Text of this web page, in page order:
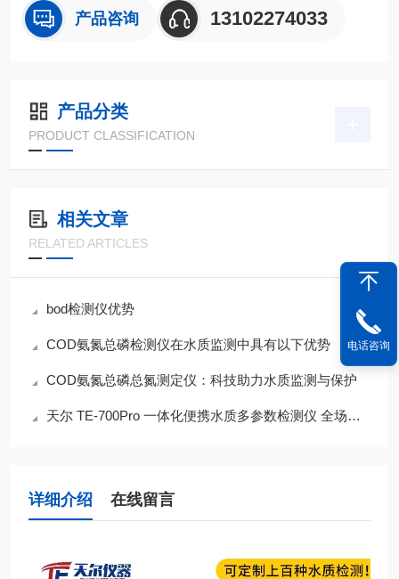
产品咨询 13102274033
产品分类
PRODUCT CLASSIFICATION
相关文章
RELATED ARTICLES
bod检测仪优势
COD氨氮总磷检测仪在水质监测中具有以下优势
COD氨氮总磷总氮测定仪：科技助力水质监测与保护
天尔 TE-700Pro 一体化便携水质多参数检测仪 全场景应急监测智能装备
详细介绍 在线留言
电话咨询